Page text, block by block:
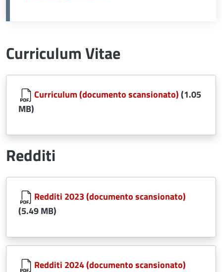
Curriculum Vitae
Document
Curriculum (documento scansionato)(1.05
MB)
Redditi
Document
Redditi 2023 (documento scansionato)
(5.49 MB)
Document
Redditi 2024 (documento scansionato)